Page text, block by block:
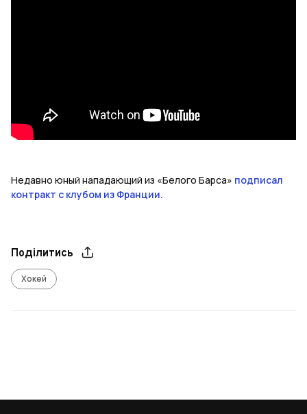
Недавно юный нападающий из «Белого Барса» подписал
контракт с клубом из Франции.
Поділитись
Хокей